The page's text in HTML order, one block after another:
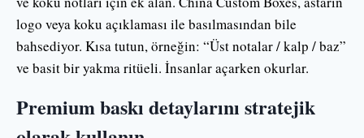
logo veya koku açıklaması ile basılmasından bile
bahsediyor. Kısa tutun, örneğin: “Üst notalar / kalp / baz”
ve basit bir yakma ritüeli. İnsanlar açarken okurlar.
Premium baskı detaylarını stratejik